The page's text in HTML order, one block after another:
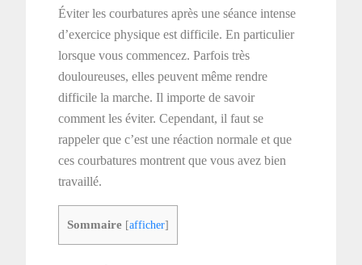
Éviter les courbatures après une séance intense
d’exercice physique est difficile. En particulier
lorsque vous commencez. Parfois très
douloureuses, elles peuvent même rendre
difficile la marche. Il importe de savoir
comment les éviter. Cependant, il faut se
rappeler que c’est une réaction normale et que
ces courbatures montrent que vous avez bien
travaillé.
Sommaire [afficher]